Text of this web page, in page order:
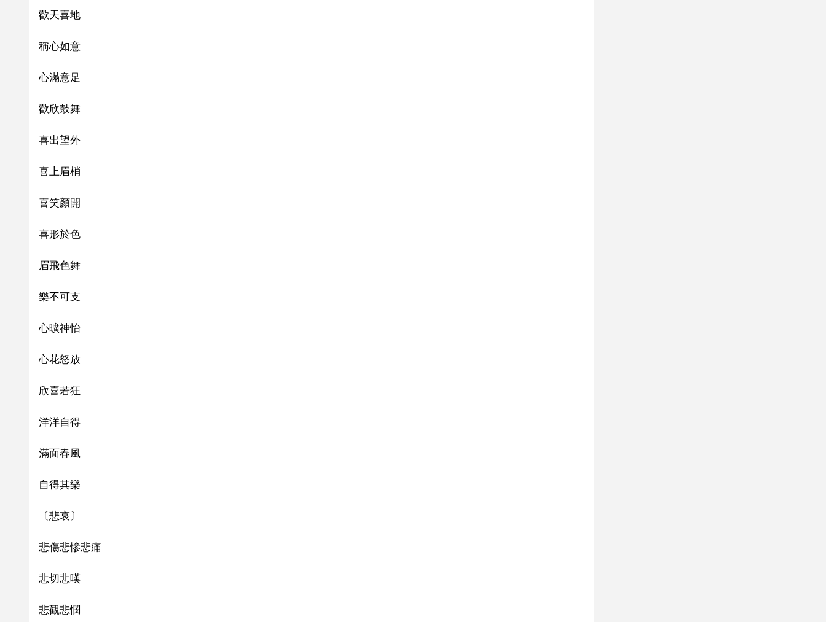
歡天喜地
稱心如意
心滿意足
歡欣鼓舞
喜出望外
喜上眉梢
喜笑顏開
喜形於色
眉飛色舞
樂不可支
心曠神怡
心花怒放
欣喜若狂
洋洋自得
滿面春風
自得其樂
〔悲哀〕
悲傷悲慘悲痛
悲切悲嘆
悲觀悲憫